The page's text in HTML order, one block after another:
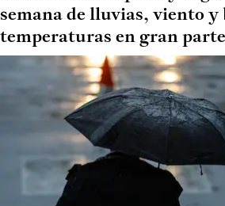
semana de lluvias, viento y
temperaturas en gran